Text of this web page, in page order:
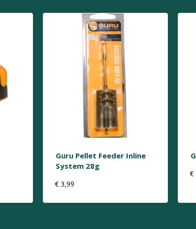
Guru Pellet Feeder Inline
System 28g
€ 3,99
€